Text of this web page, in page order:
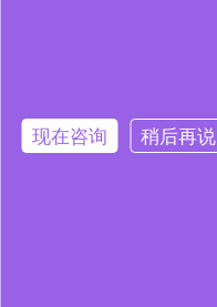
现在咨询 稍后再说